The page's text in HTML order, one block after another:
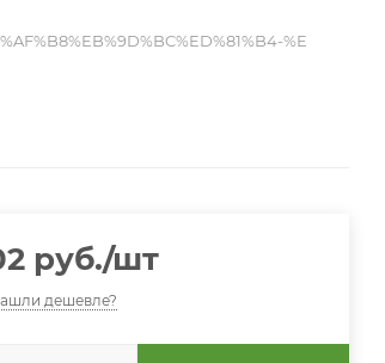
%E
руб./шт
дешевле?